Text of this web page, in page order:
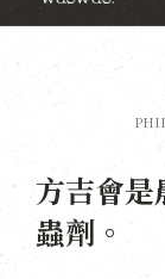
方吉會是
蟲劑。